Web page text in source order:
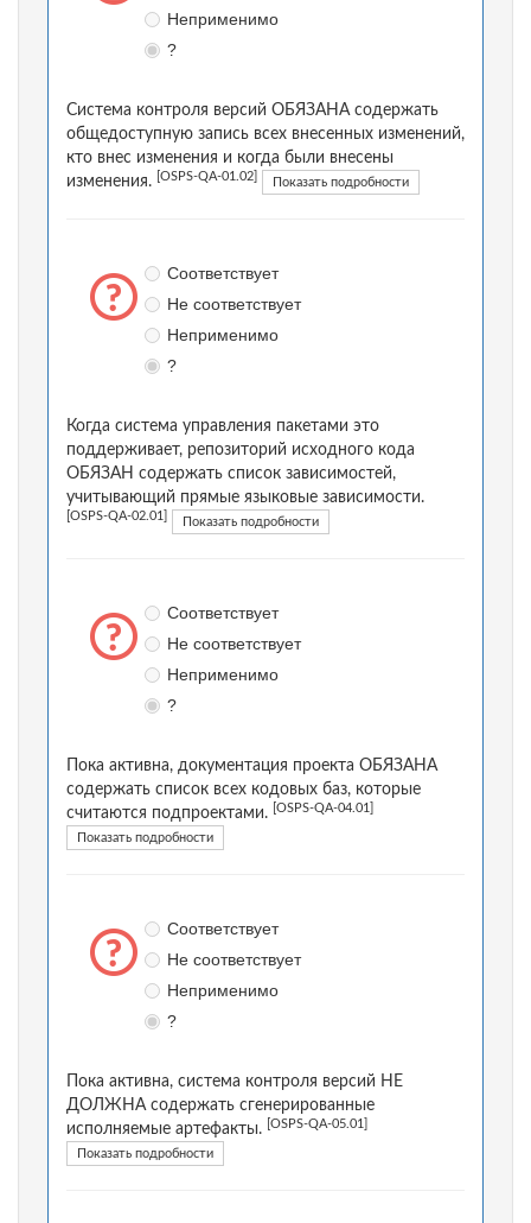
Неприменимо
?
Система контроля версий ОБЯЗАНА содержать
общедоступную запись всех внесенных изменений,
кто внес изменения и когда были внесены
изменения.
[OSPS-QA-01.02] Показать подробности
Соответствует
Не соответствует
Неприменимо
?
Когда система управления пакетами это
поддерживает, репозиторий исходного кода
ОБЯЗАН содержать список зависимостей,
учитывающий прямые языковые зависимости.
[OSPS-QA-02.01] Показать подробности
Соответствует
Не соответствует
Неприменимо
?
Пока активна, документация проекта ОБЯЗАНА
содержать список всех кодовых баз, которые
считаются подпроектами.
[OSPS-QA-04.01]
Показать подробности
Соответствует
Не соответствует
Неприменимо
?
Пока активна, система контроля версий НЕ
ДОЛЖНА содержать сгенерированные
исполняемые артефакты.
[OSPS-QA-05.01]
Показать подробности